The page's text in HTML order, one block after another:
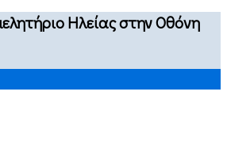
Ηλείας στην Οθόνη